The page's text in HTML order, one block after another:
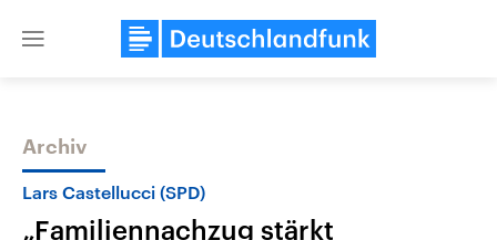
Close
Themen
Archiv
Lars Castellucci (SPD)
„Familiennachzug stärkt